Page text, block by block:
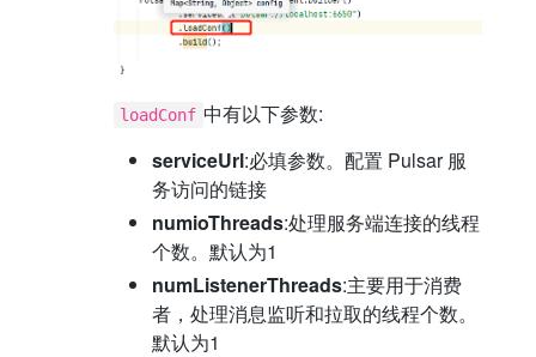
loadConf 中有以下参数:
serviceUrl:必填参数。配置 Pulsar 服
务访问的链接
numioThreads:处理服务端连接的线程
个数。默认为1
numListenerThreads:主要用于消费
者，处理消息监听和拉取的线程个数。
默认为1